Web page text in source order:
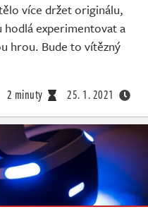
více držet originálu,
hodlá experimentovat a
hrou. Bude to vítězný
2 minuty 25. 1. 2021